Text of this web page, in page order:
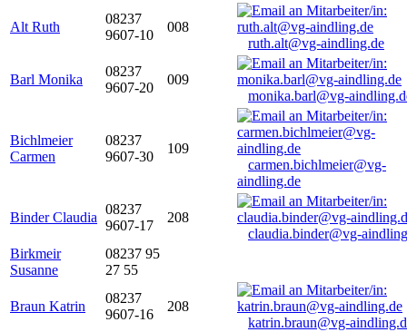
Alt Ruth
08237
9607-10
008
ruth.alt@vg-aindling.de
Barl Monika
08237
9607-20
009
monika.barl@vg-
Bichlmeier
Carmen
08237
9607-30
109
carmen.bichlmeier@vg-
aindling.de
Binder Claudia
08237
9607-17
208
claudia.binder@vg-
Birkmeir
Susanne
08237 95
27 55
Braun Katrin
08237
9607-16
208
katrin.braun@vg-